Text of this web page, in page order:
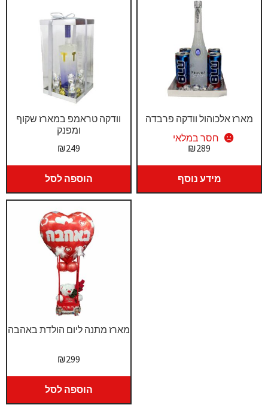
וודקה טראמפ במארז שקוף
ומפנק
₪249
הוספה לסל
מארז אלכוהול וודקה פרבדה
חסר במלאי
₪289
מידע נוסף
מארז מתנה ליום הולדת באהבה
₪299
הוספה לסל